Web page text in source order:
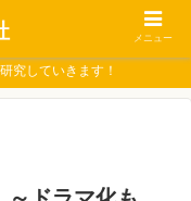
究していきます！
メニュー